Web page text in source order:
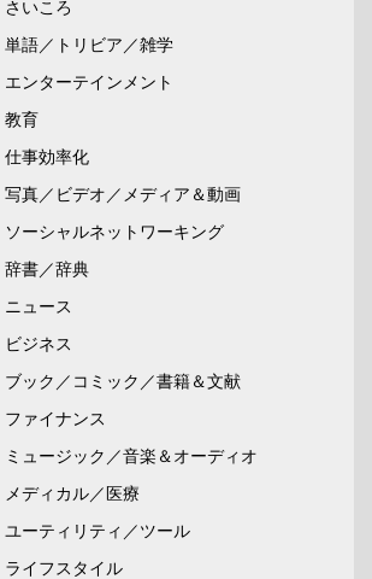
さいころ
単語／トリビア／雑学
エンターテインメント
教育
仕事効率化
写真／ビデオ／メディア＆動画
ソーシャルネットワーキング
辞書／辞典
ニュース
ビジネス
ブック／コミック／書籍＆文献
ファイナンス
ミュージック／音楽＆オーディオ
メディカル／医療
ユーティリティ／ツール
ライフスタイル